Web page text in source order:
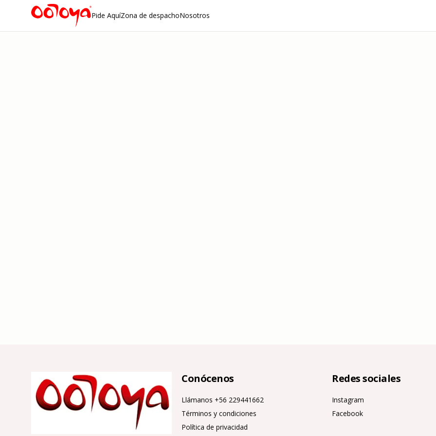
Pide AquíZona de despachoNosotros
Conócenos
Llámanos +56 229441662
Términos y condiciones
Política de privacidad
Redes sociales
Instagram
Facebook